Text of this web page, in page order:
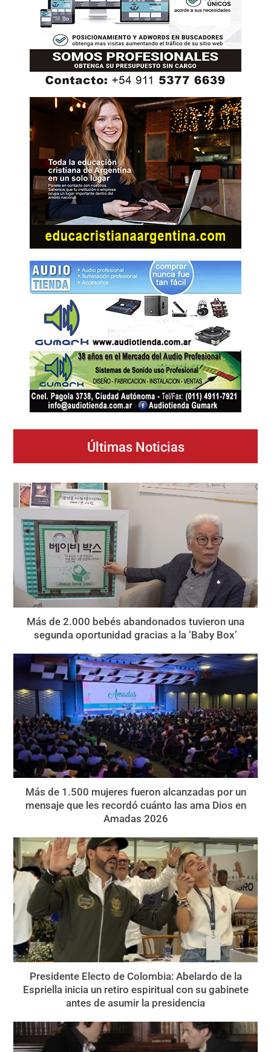
Últimas Noticias
Más de 2.000 bebés abandonados tuvieron una
segunda oportunidad gracias a la ‘Baby Box’
Más de 1.500 mujeres fueron alcanzadas por un
mensaje que les recordó cuánto las ama Dios en
Amadas 2026
Presidente Electo de Colombia: Abelardo de la
Espriella inicia un retiro espiritual con su gabinete
antes de asumir la presidencia